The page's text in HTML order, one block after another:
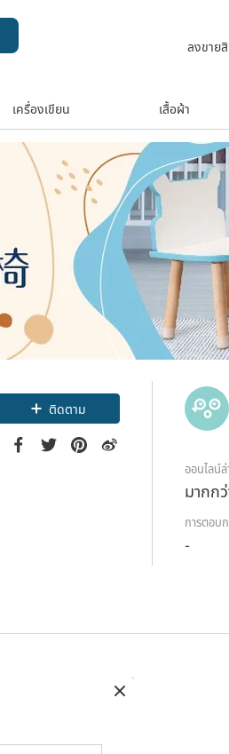
ลงขาย
เครื่องเขียน เสื้อผ้า
ติดตาม
ออนไลน์
มากก
การตอบ
-